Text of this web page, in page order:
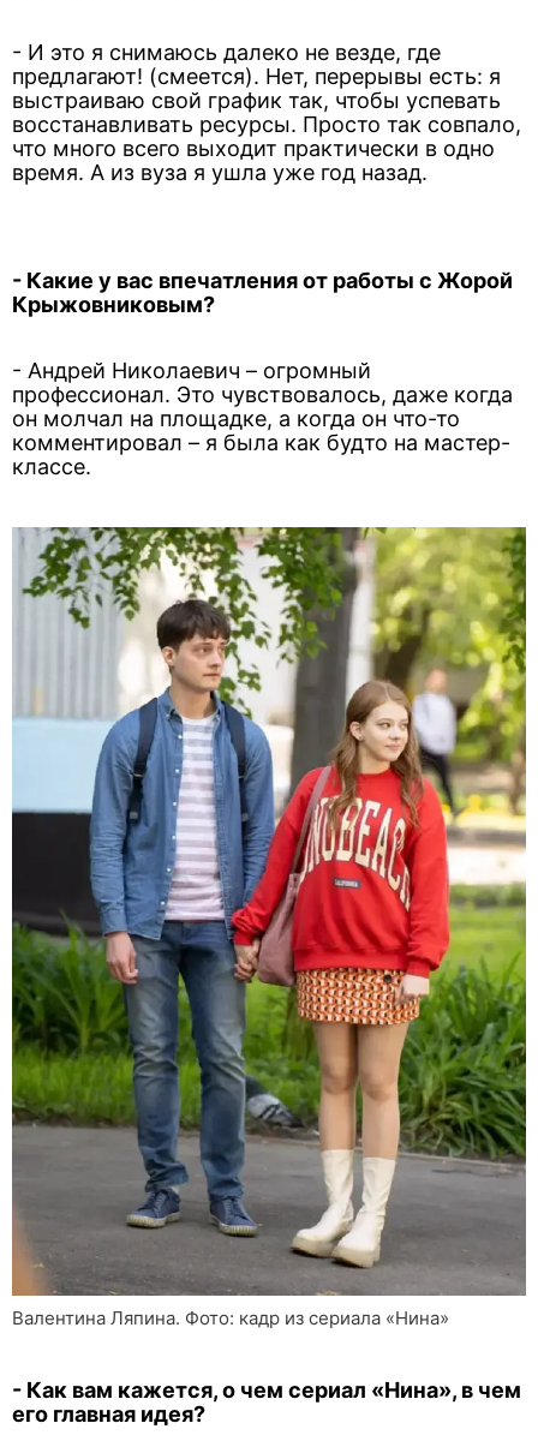
- И это я снимаюсь далеко не везде, где
предлагают! (смеется). Нет, перерывы есть: я
выстраиваю свой график так, чтобы успевать
восстанавливать ресурсы. Просто так совпало,
что много всего выходит практически в одно
время. А из вуза я ушла уже год назад.
- Какие у вас впечатления от работы с Жорой
Крыжовниковым?
- Андрей Николаевич – огромный
профессионал. Это чувствовалось, даже когда
он молчал на площадке, а когда он что-то
комментировал – я была как будто на мастер-
классе.
Валентина Ляпина. Фото: кадр из сериала «Нина»
- Как вам кажется, о чем сериал «Нина», в чем
его главная идея?